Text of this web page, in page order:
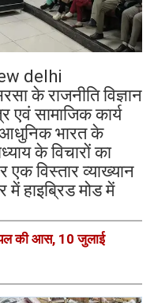
delhi
के राजनीति विज्ञान
एवं सामाजिक कार्य
भारत के
के विचारों का
एक विस्तार व्याख्यान
हाइब्रिड मोड में
की आस, 10 जुलाई